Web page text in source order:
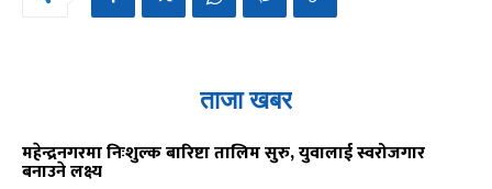
ताजा खबर
महेन्द्रनगरमा निःशुल्क बारिष्टा तालिम सुरु, युवालाई स्वरोजगार
बनाउने लक्ष्य